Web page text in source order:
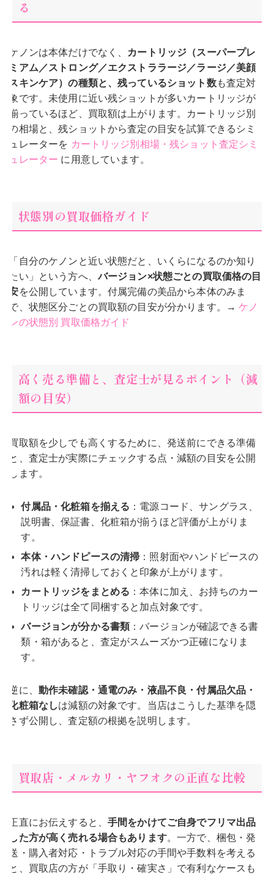
る
ケノンは本体だけでなく、 カートリッジ（スーパープレ
ミアム／ストロング／エクストララージ／ラージ／美顔
スキンケア）の種類と、残っているショット数も査定対
象です。未使用に近い残ショットが多いカートリッジが
揃っているほど、買取額は上がります。カートリッジ別
の相場と、残ショットから査定の目安を試算できるシミ
ュレーターを カートリッジ別相場・残ショット査定シミ
ュレーター に用意しています。
状態別の買取価格ガイド
「自分のケノンと近い状態だと、いくらになるのか知り
たい」という方へ、バージョン×状態ごとの買取価格の目
安を公開しています。付属完備の美品から本体のみま
で、状態区分ごとの買取額の目安が分かります。→ケノ
ンの状態別 買取価格ガイド
高く売る準備と、査定士が見るポイント（減
額の目安）
買取額を少しでも高くするために、発送前にできる準備
と、査定士が実際にチェックする点・減額の目安を公開
します。
付属品・化粧箱を揃える ：電源コード、サングラス、
説明書、保証書、化粧箱が揃うほど評価が上がりま
す。
本体・ハンドピースの清掃 ：照射面やハンドピースの
汚れは軽く清掃しておくと印象が上がります。
カートリッジをまとめる ：本体に加え、お持ちのカー
トリッジは全て同梱すると加点対象です。
バージョンが分かる書類：バージョンが確認できる書
類・箱があると、査定がスムーズかつ正確になりま
す。
逆に、 動作未確認・通電のみ・液晶不良・付属品欠品・
化粧箱なしは減額の対象です。当店はこうした基準を隠
さず公開し、査定額の根拠を説明します。
買取店・メルカリ・ヤフオクの正直な比較
正直にお伝えすると、手間をかけてご自身でフリマ出品
した方が高く売れる場合もあります。一方で、梱包・発
送・購入者対応・トラブル対応の手間や手数料を考える
と、買取店の方が「手取り・確実さ」で有利なケースも